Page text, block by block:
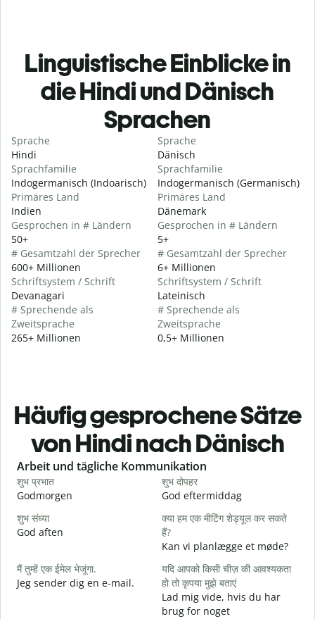
Linguistische Einblicke in
die Hindi und Dänisch
Sprachen
Sprache
Hindi
Sprachfamilie
Indogermanisch (Indoarisch)
Primäres Land
Indien
Gesprochen in # Ländern
50+
# Gesamtzahl der Sprecher
600+ Millionen
Schriftsystem / Schrift
Devanagari
# Sprechende als
Zweitsprache
265+ Millionen
Sprache
Dänisch
Sprachfamilie
Indogermanisch (Germanisch)
Primäres Land
Dänemark
Gesprochen in # Ländern
5+
# Gesamtzahl der Sprecher
6+ Millionen
Schriftsystem / Schrift
Lateinisch
# Sprechende als
Zweitsprache
0,5+ Millionen
Häufig gesprochene Sätze
von Hindi nach Dänisch
Slide 1 of 6
Arbeit und tägliche Kommunikation
शुभ प्रभात
Godmorgen
शुभ दोपहर
God eftermiddag
शुभ संध्या
God aften
क्या हम एक मीटिंग शेड्यूल कर सकते
हैं?
Kan vi planlægge et møde?
मैं तुम्हें एक ईमेल भेजूंगा.
Jeg sender dig en e-mail.
यदि आपको किसी चीज़ की आवश्यकता
हो तो कृपया मुझे बताएं
Lad mig vide, hvis du har
brug for noget